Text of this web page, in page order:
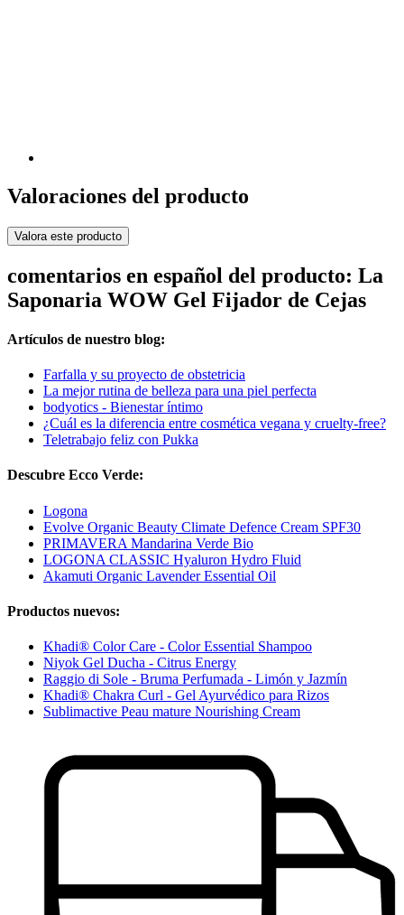
Valoraciones del producto
Valora este producto
comentarios en español del producto: La
Saponaria WOW Gel Fijador de Cejas
Artículos de nuestro blog:
Farfalla y su proyecto de obstetricia
La mejor rutina de belleza para una piel perfecta
bodyotics - Bienestar íntimo
¿Cuál es la diferencia entre cosmética vegana y cruelty-free?
Teletrabajo feliz con Pukka
Descubre Ecco Verde:
Logona
Evolve Organic Beauty Climate Defence Cream SPF30
PRIMAVERA Mandarina Verde Bio
LOGONA CLASSIC Hyaluron Hydro Fluid
Akamuti Organic Lavender Essential Oil
Productos nuevos:
Khadi® Color Care - Color Essential Shampoo
Niyok Gel Ducha - Citrus Energy
Raggio di Sole - Bruma Perfumada - Limón y Jazmín
Khadi® Chakra Curl - Gel Ayurvédico para Rizos
Sublimactive Peau mature Nourishing Cream